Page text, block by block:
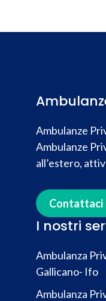
Ambulanze
Ambulanze
all’estero,
Contattaci
I nostri
Ambulanza
Gallicano- Ifo
Ambulanza